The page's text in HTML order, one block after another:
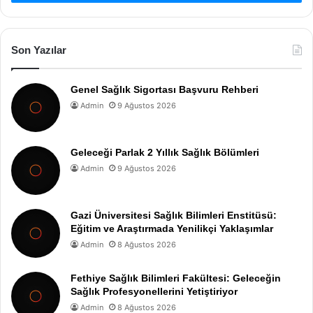
Son Yazılar
Genel Sağlık Sigortası Başvuru Rehberi
Admin 9 Ağustos 2026
Geleceği Parlak 2 Yıllık Sağlık Bölümleri
Admin 9 Ağustos 2026
Gazi Üniversitesi Sağlık Bilimleri Enstitüsü:
Eğitim ve Araştırmada Yenilikçi Yaklaşımlar
Admin 8 Ağustos 2026
Fethiye Sağlık Bilimleri Fakültesi: Geleceğin
Sağlık Profesyonellerini Yetiştiriyor
Admin 8 Ağustos 2026